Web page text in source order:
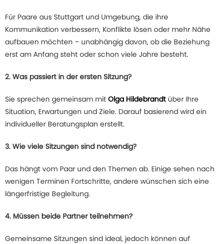
Für Paare aus Stuttgart und Umgebung, die ihre
Kommunikation verbessern, Konflikte lösen oder mehr Nähe
aufbauen möchten – unabhängig davon, ob die Beziehung
erst am Anfang steht oder schon viele Jahre besteht.
2. Was passiert in der ersten Sitzung?
Sie sprechen gemeinsam mit Olga Hildebrandtüber Ihre
Situation, Erwartungen und Ziele. Darauf basierend wird ein
individueller Beratungsplan erstellt.
3. Wie viele Sitzungen sind notwendig?
Das hängt vom Paar und den Themen ab. Einige sehen nach
wenigen Terminen Fortschritte, andere wünschen sich eine
längerfristige Begleitung.
4. Müssen beide Partner teilnehmen?
Gemeinsame Sitzungen sind ideal, jedoch können auf